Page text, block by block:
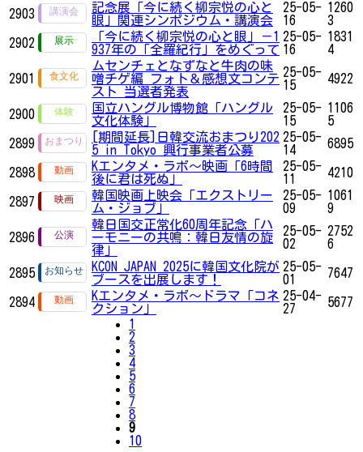
2903
記念展「今に続く柳宗悦の心と
眼」関連シンポジウム・講演会
25-05-
16
1260
3
2902
「今に続く柳宗悦の心と眼」－1
937年の「全羅紀行」をめぐって
25-05-
16
1831
4
2901
ムセンチェとなずなと牛肉の味
噌チゲ編 フォト＆感想文コンテ
スト 当選者発表
25-05-
15
4922
2900
国立ハングル博物館「ハングル
文化体験」
25-05-
15
1106
5
2899
[期間延長]日韓交流おまつり202
5 in Tokyo 興行事業者公募
25-05-
14
6895
2898
Kエンタメ・ラボ～映画「6時間
後に君は死ぬ」
25-05-
11
4210
2897
韓国映画上映会「エクストリー
ム・ジョブ」
25-05-
09
1061
9
2896
韓日国交正常化60周年記念「ハ
ーモニーの共鳴：韓日友情の旋
律」
25-05-
02
2752
6
2895
KCON JAPAN 2025に韓国文化院が
ブースを出展します！
25-05-
01
7647
2894
Kエンタメ・ラボ～ドラマ「コネ
クション」
25-04-
27
5677
1
2
3
4
5
6
7
8
9
10